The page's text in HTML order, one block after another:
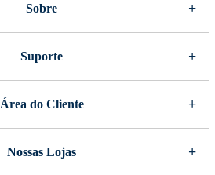
Sobre
Suporte
Área do Cliente
Nossas Lojas